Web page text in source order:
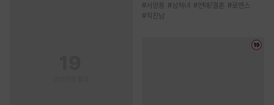
#서양풍 #상처녀 #연애/결혼 #로맨스
#직진남